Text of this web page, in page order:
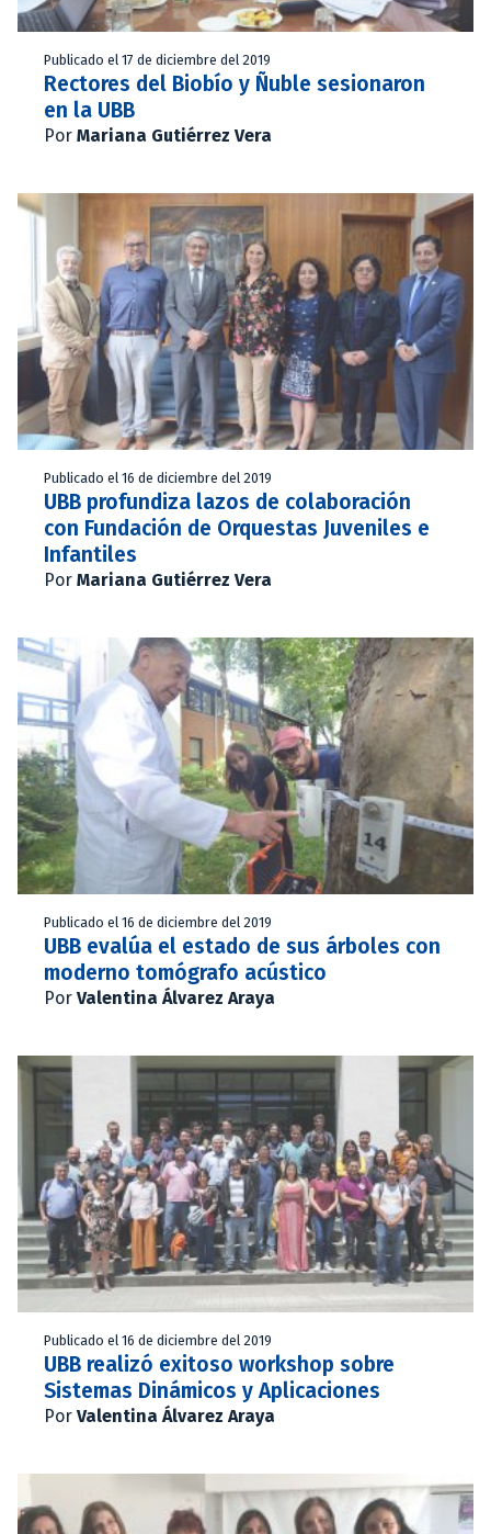
Publicado el 17 de diciembre del 2019
Rectores del Biobío y Ñuble sesionaron
en la UBB
Por Mariana Gutiérrez Vera
Publicado el 16 de diciembre del 2019
UBB profundiza lazos de colaboración
con Fundación de Orquestas Juveniles e
Infantiles
Por Mariana Gutiérrez Vera
Publicado el 16 de diciembre del 2019
UBB evalúa el estado de sus árboles con
moderno tomógrafo acústico
Por Valentina Álvarez Araya
Publicado el 16 de diciembre del 2019
UBB realizó exitoso workshop sobre
Sistemas Dinámicos y Aplicaciones
Por Valentina Álvarez Araya